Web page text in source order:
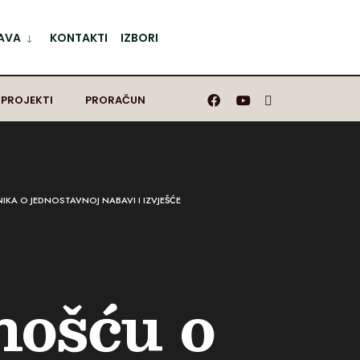
KONTAKTI IZBORI
PRORAČUN
O JEDNOSTAVNOJ NABAVI I IZVJEŠĆE
o